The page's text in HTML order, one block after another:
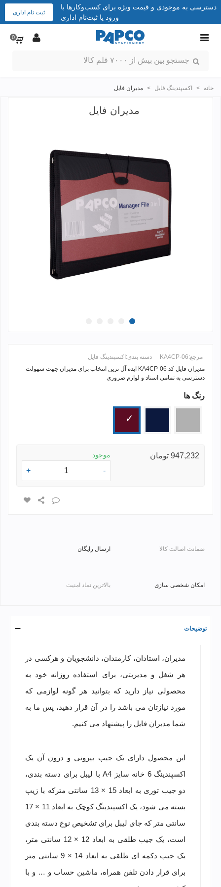
دسترسی به موجودی و قیمت ویژه برای کسب‌وکارها با
ورود یا ثبت‌نام اداری
ثبت نام اداری
0
خانه > اکسپندینگ فایل > مدیران فایل
مدیران فایل
مرجع:KA4CP-06 دسته بندی: اکسپندینگ فایل
مدیران فایل کد KA4CP-06 ایده آل ترین انتخاب برای مدیران جهت سهولت
دسترسی به تمامی اسناد و لوازم ضروری
ادامه مطلب +
رنگ ها
947,232 تومان موجود
-
+
ضمانت اصالت کالا ارسال رایگان
امکان شخصی سازی بالاترین نماد امنیت
توضیحات
مدیران، استادان، کارمندان، دانشجویان و هرکسی در
هر شغل و مدیریتی، برای استفاده روزانه خود به
محصولی نیاز دارید که بتوانید هر گونه لوازمی که
مورد نیازتان می باشد را در آن قرار دهید، پس ما به
شما مدیران فایل را پیشنهاد می کنیم.
این محصول دارای یک جیب بیرونی و درون آن یک
اکسپندینگ 6 خانه سایز A4 با لیبل برای دسته بندی،
دو جیب توری به ابعاد 15 × 13 سانتی مترکه با زیپ
بسته می شود، یک اکسپندینگ کوچک به ابعاد 11 × 17
سانتی متر که جای لیبل برای تشخیص نوع دسته بندی
است، یک جیب طلقی به ابعاد 12 × 12 سانتی متر،
یک جیب دکمه ای طلقی به ابعاد 14 × 9 سانتی متر
برای قرار دادن تلفن همراه، ماشین حساب و … و با